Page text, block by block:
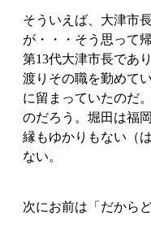
そういえば、大津市
が・・・そう思って
第13代大津市長であ
渡りその職を勤めて
に留まっていたのだ
のだろう。堀田は福
縁もゆかりもない（
ない。
次にお前は「だから